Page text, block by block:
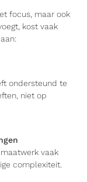
focus, maar ook
kost vaak
ondersteund te
niet op
vaak
complexiteit.